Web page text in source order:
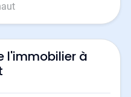
l'immobilier à